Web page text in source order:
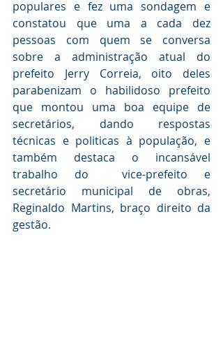
populares e fez uma sondagem e
constatou que uma a cada dez
pessoas com quem se conversa
sobre a administração atual do
prefeito Jerry Correia, oito deles
parabenizam o habilidoso prefeito
que montou uma boa equipe de
secretários, dando respostas
técnicas e politicas à população, e
também destaca o incansável
trabalho do  vice-prefeito e
secretário municipal de obras,
Reginaldo Martins, braço direito da
gestão.